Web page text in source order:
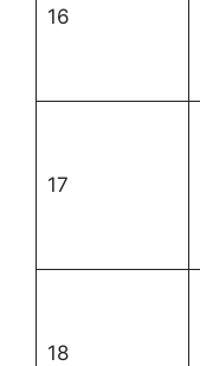
16
17
18